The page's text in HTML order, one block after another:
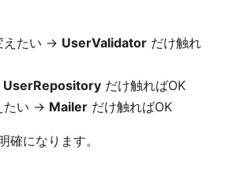
えたい → UserValidator だけ触れ
UserRepository だけ触ればOK
たい → Mailer だけ触ればOK
確になります。